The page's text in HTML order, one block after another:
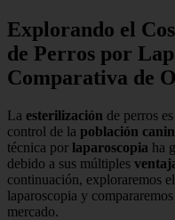
Explorando el
de Perros por
Comparativa de
La esterilización de perros
control de la población
técnica por laparoscopia ha
debido a sus múltiples
continuación, exploraremos
laparoscopia y
mercado.